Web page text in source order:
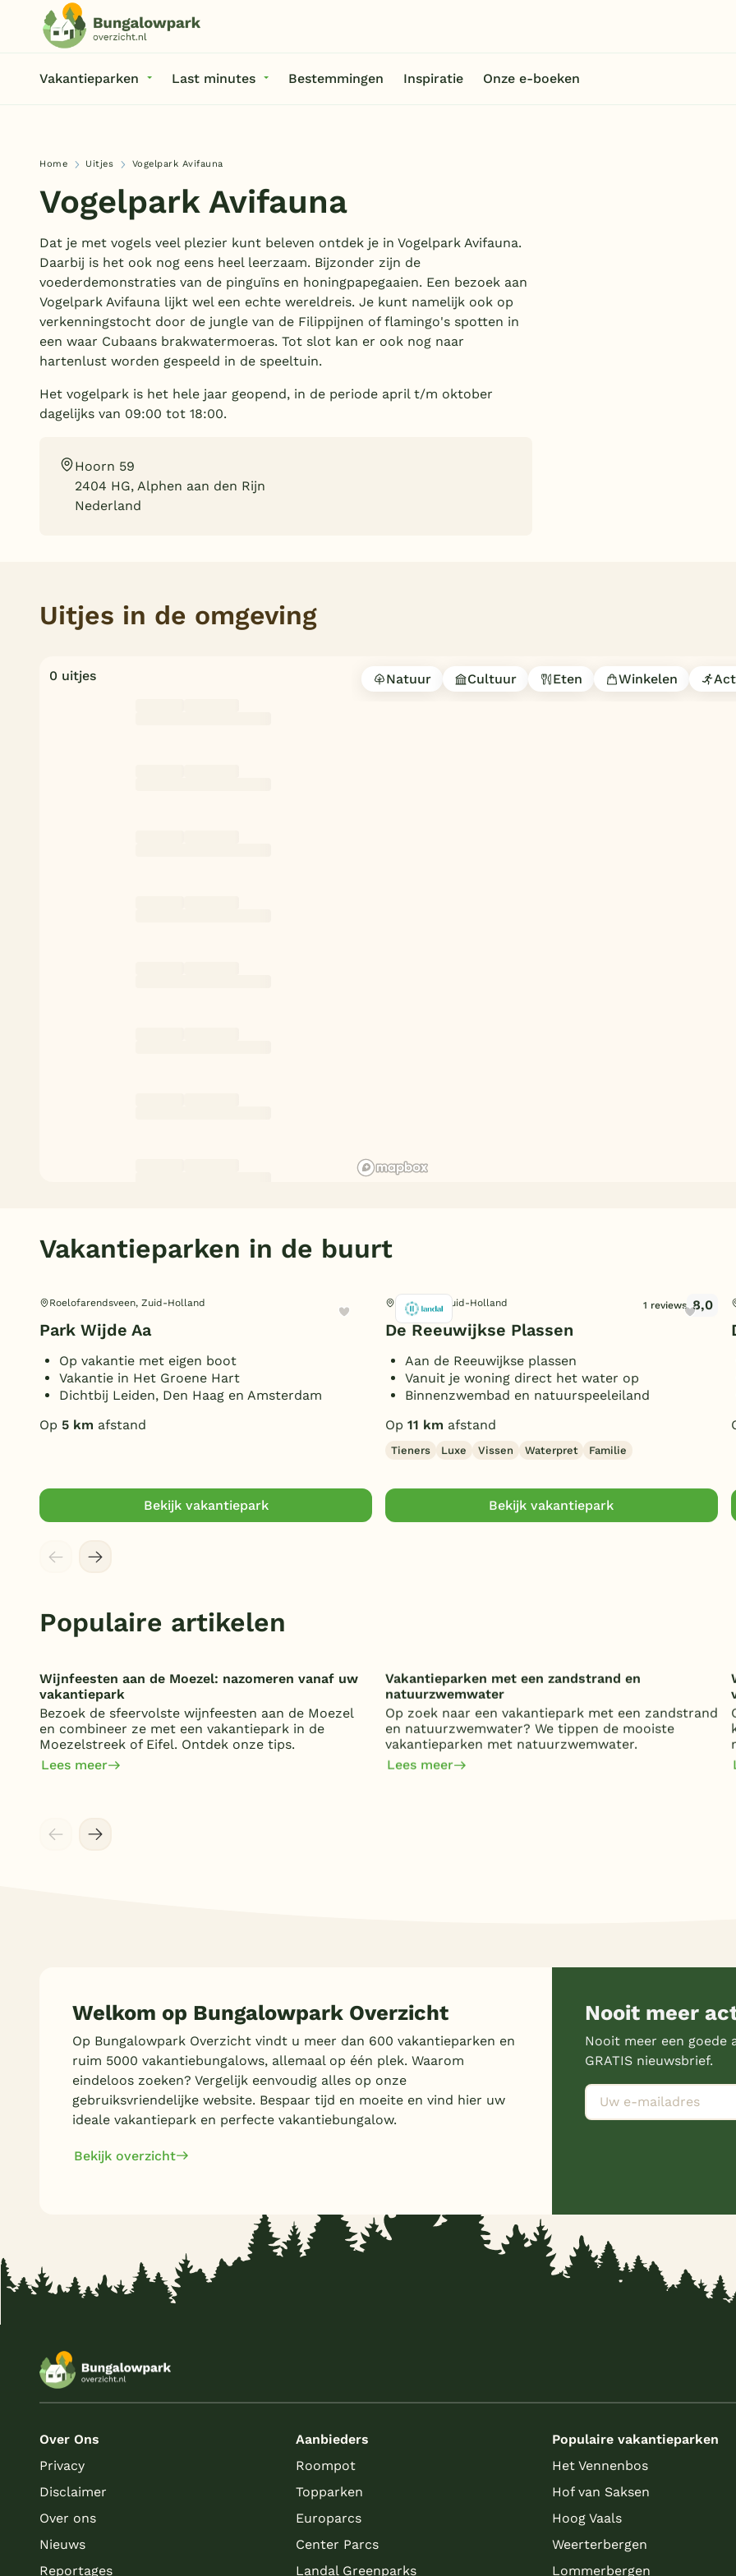
Vakantieparken Last minutes Bestemmingen Inspiratie Onze e-boeken
Home Uitjes Vogelpark Avifauna
Vogelpark Avifauna
Dat je met vogels veel plezier kunt beleven ontdek je in Vogelpark Avifauna.
Daarbij is het ook nog eens heel leerzaam. Bijzonder zijn de
voederdemonstraties van de pinguïns en honingpapegaaien. Een bezoek aan
Vogelpark Avifauna lijkt wel een echte wereldreis. Je kunt namelijk ook op
verkenningstocht door de jungle van de Filippijnen of flamingo's spotten in
een waar Cubaans brakwatermoeras. Tot slot kan er ook nog naar
hartenlust worden gespeeld in de speeltuin.
Het vogelpark is het hele jaar geopend, in de periode april t/m oktober
dagelijks van 09:00 tot 18:00.
Hoorn 59
2404 HG, Alphen aan den Rijn
Nederland
Uitjes in de omgeving
0 uitjes Natuur Cultuur Eten Winkelen
Vakantieparken in de buurt
Roelofarendsveen, Zuid-Holland
Park Wijde Aa
Op vakantie met eigen boot
Vakantie in Het Groene Hart
Dichtbij Leiden, Den Haag en Amsterdam
Op 5 km afstand
Bekijk vakantiepark
Reeuwijk, Zuid-Holland 1 reviews 8,0
De Reeuwijkse Plassen
Aan de Reeuwijkse plassen
Vanuit je woning direct het water op
Binnenzwembad en natuurspeeleiland
Op 11 km afstand
Tieners Luxe Vissen Waterpret Familie
Bekijk vakantiepark
Populaire artikelen
Wijnfeesten aan de Moezel: nazomeren vanaf uw
vakantiepark
Bezoek de sfeervolste wijnfeesten aan de Moezel
en combineer ze met een vakantiepark in de
Moezelstreek of Eifel. Ontdek onze tips.
Lees meer
Vakantieparken met een zandstrand en
natuurzwemwater
Op zoek naar een vakantiepark met een zandstrand
en natuurzwemwater? We tippen de mooiste
vakantieparken met natuurzwemwater.
Lees meer
Welkom op Bungalowpark Overzicht
Op Bungalowpark Overzicht vindt u meer dan 600 vakantieparken en
ruim 5000 vakantiebungalows, allemaal op één plek. Waarom
eindeloos zoeken? Vergelijk eenvoudig alles op onze
gebruiksvriendelijke website. Bespaar tijd en moeite en vind hier uw
ideale vakantiepark en perfecte vakantiebungalow.
Bekijk overzicht
Nooit meer
Nooit meer een goede
GRATIS nieuwsbrief.
Over Ons
Privacy
Disclaimer
Over ons
Nieuws
Reportages
Aanbieders
Roompot
Topparken
Europarcs
Center Parcs
Landal Greenparks
Populaire vakantieparken
Het Vennenbos
Hof van Saksen
Hoog Vaals
Weerterbergen
Lommerbergen